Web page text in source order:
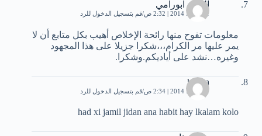
الشيخ ابورامي
1 مارس، 2014 | 2:32 ص قم بتسجيل الدخول للرد
معلومات تفوح منها رائحة الإخلاص أهيب بكل متابع أن لا
يمر عليها مر الكرام،،،شكرا جزيلا على هذا المجهود
وغيره…نشد على أياديكم.وشكرا.
hanan
1 مارس، 2014 | 2:34 ص قم بتسجيل الدخول للرد
had xi jamil jidan ana habit hay lkalam kolo